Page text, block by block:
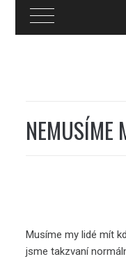
NEMUSÍME
Musíme my lidé mít
jsme takzvaní